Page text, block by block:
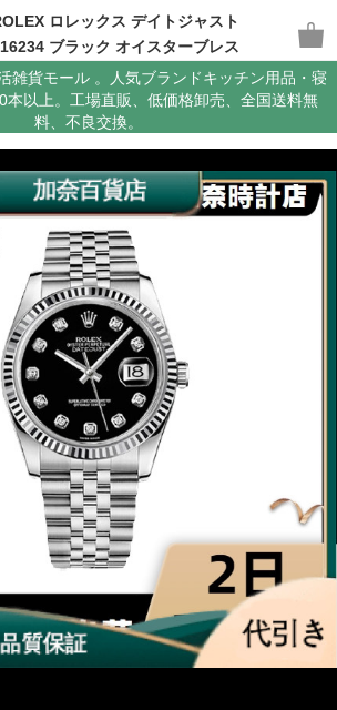
ロレックス デイトジャスト
ブラック オイスターブレス
雑貨モール 。人気ブランドキッチン用品・寝
本以上。工場直販、低価格卸売、全国送料無
料、不良交換。